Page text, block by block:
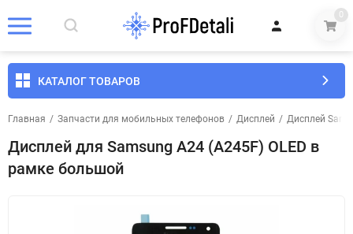
0
КАТАЛОГ ТОВАРОВ
Главная / Запчасти для мобильных телефонов / Дисплей / Дисплей
Дисплей для Samsung A24 (A245F) OLED в
рамке большой